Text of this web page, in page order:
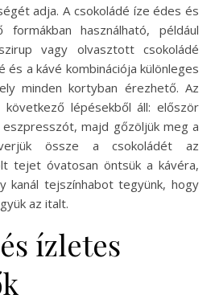
adja. A csokoládé íze édes és
formákban használható, például
vagy olvasztott csokoládé
és a kávé kombinációja különleges
minden kortyban érezhető. Az
lépésekből áll: először
majd gőzöljük meg a
össze a csokoládét az
tejet óvatosan öntsük a kávéra,
kanál tejszínhabot tegyünk, hogy
az italt.
ízletes